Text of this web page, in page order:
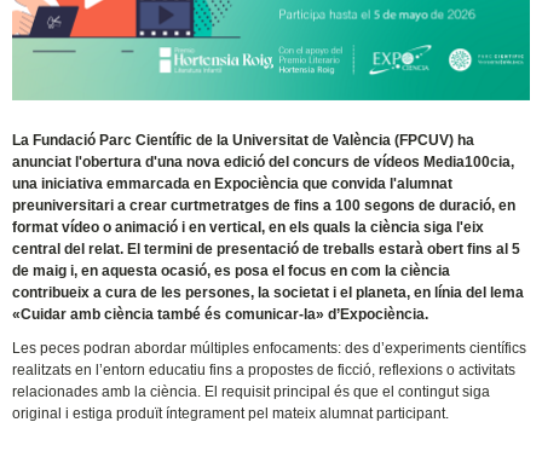
La Fundació Parc Científic de la Universitat de València (FPCUV) ha
anunciat l'obertura d'una nova edició del concurs de vídeos Media100cia,
una iniciativa emmarcada en Expociència que convida l'alumnat
preuniversitari a crear curtmetratges de fins a 100 segons de duració, en
format vídeo o animació i en vertical, en els quals la ciència siga l'eix
central del relat. El termini de presentació de treballs estarà obert fins al 5
de maig i, en aquesta ocasió, es posa el focus en com la ciència
contribueix a cura de les persones, la societat i el planeta, en línia del lema
«Cuidar amb ciència també és comunicar-la» d’Expociència.
Les peces podran abordar múltiples enfocaments: des d’experiments científics
realitzats en l’entorn educatiu fins a propostes de ficció, reflexions o activitats
relacionades amb la ciència. El requisit principal és que el contingut siga
original i estiga produït íntegrament pel mateix alumnat participant.